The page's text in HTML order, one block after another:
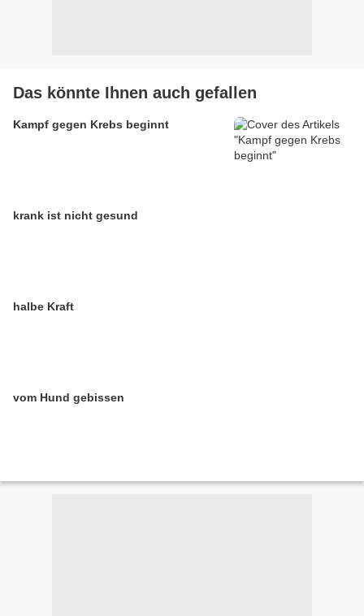
Das könnte Ihnen auch gefallen
Kampf gegen Krebs beginnt
krank ist nicht gesund
halbe Kraft
vom Hund gebissen